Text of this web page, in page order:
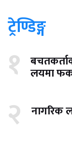
ट्रेण्डिङ्ग
१ लयमा
२ नागरिक